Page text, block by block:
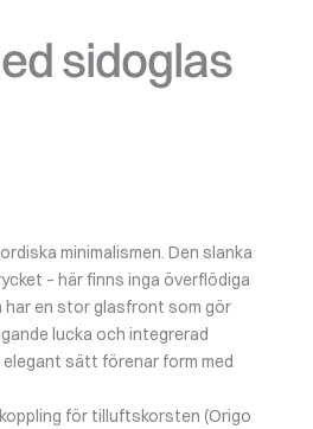
sidoglas
minimalismen. Den slanka
– här finns inga överflödiga
har en stor glasfront som gör
lucka och integrerad
sätt förenar form med
för tilluftskorsten (Origo